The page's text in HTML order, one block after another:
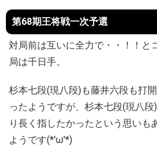
第68期王将戦一次予選
対局前は互いに全力で・・！！と
局は千日手。
杉本七段(現八段)も藤井六段も打
ったようですが、杉本七段(現八段
り長く指したかったという思いも
ようです(*'ω'*)